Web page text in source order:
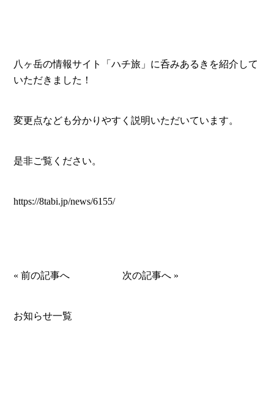
八ヶ岳の情報サイト「ハチ旅」に呑みあるきを紹介して
いただきました！
変更点なども分かりやすく説明いただいています。
是非ご覧ください。
https://8tabi.jp/news/6155/
«前の記事へ 次の記事へ »
お知らせ一覧